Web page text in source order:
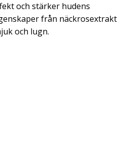
och stärker hudens
från näckrosextrakt
och lugn.